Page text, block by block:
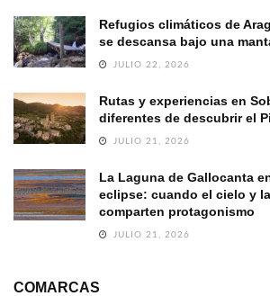
Refugios climáticos de
se descansa bajo una
JULIO 22, 2026
Rutas y experiencias en
diferentes de descubrir el
JULIO 21, 2026
La Laguna de Gallocanta
eclipse: cuando el cielo y
comparten protagonismo
JULIO 21, 2026
COMARCAS